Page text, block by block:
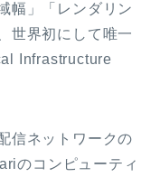
幅」「レンダリン
世界初にして唯一
Infrastructure
信ネットワークの
のコンピューティ